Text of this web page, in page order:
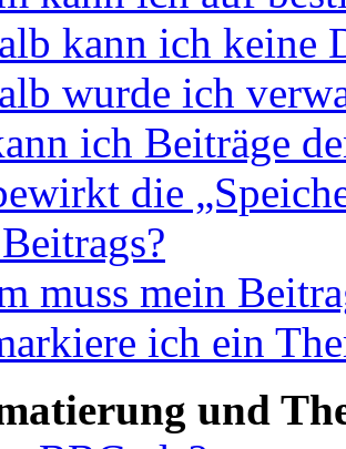
kann ich keine
wurde ich
ich Beiträge
die
muss mein
ich ein
und